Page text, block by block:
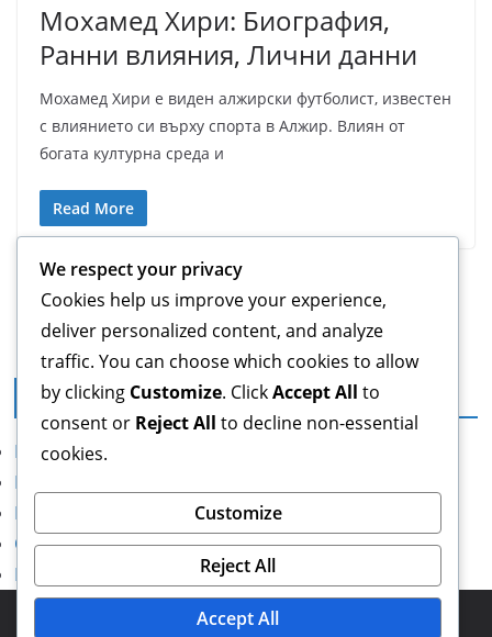
Мохамед Хири: Биография,
Ранни влияния, Лични данни
Мохамед Хири е виден алжирски футболист, известен
с влиянието си върху спорта в Алжир. Влиян от
богата културна среда и
Read More
← Previous
Правна информация
Политика за защита на данните
Контакт
Кои сме ние
Общи условия
Политика за бисквитки
fromrussiawithdunk.com
We respect your privacy
Cookies help us improve your experience,
deliver personalized content, and analyze
traffic. You can choose which cookies to allow
by clicking Customize. ClickAccept All to
consent or Reject All to decline non-essential
cookies.
Customize
Reject All
Accept All